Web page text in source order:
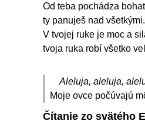
Od teba pochádza
ty panuješ nad
V tvojej ruke je moc a
tvoja ruka robí všetko
Aleluja, aleluja,
Moje ovce počúvajú
Čítanie zo svätého